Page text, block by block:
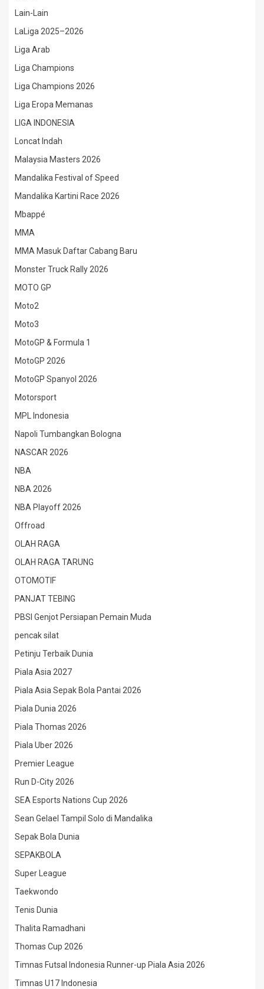
Lain-Lain
LaLiga 2025–2026
Liga Arab
Liga Champions
Liga Champions 2026
Liga Eropa Memanas
LIGA INDONESIA
Loncat Indah
Malaysia Masters 2026
Mandalika Festival of Speed
Mandalika Kartini Race 2026
Mbappé
MMA
MMA Masuk Daftar Cabang Baru
Monster Truck Rally 2026
MOTO GP
Moto2
Moto3
MotoGP & Formula 1
MotoGP 2026
MotoGP Spanyol 2026
Motorsport
MPL Indonesia
Napoli Tumbangkan Bologna
NASCAR 2026
NBA
NBA 2026
NBA Playoff 2026
Offroad
OLAH RAGA
OLAH RAGA TARUNG
OTOMOTIF
PANJAT TEBING
PBSI Genjot Persiapan Pemain Muda
pencak silat
Petinju Terbaik Dunia
Piala Asia 2027
Piala Asia Sepak Bola Pantai 2026
Piala Dunia 2026
Piala Thomas 2026
Piala Uber 2026
Premier League
Run D-City 2026
SEA Esports Nations Cup 2026
Sean Gelael Tampil Solo di Mandalika
Sepak Bola Dunia
SEPAKBOLA
Super League
Taekwondo
Tenis Dunia
Thalita Ramadhani
Thomas Cup 2026
Timnas Futsal Indonesia Runner-up Piala Asia 2026
Timnas U17 Indonesia